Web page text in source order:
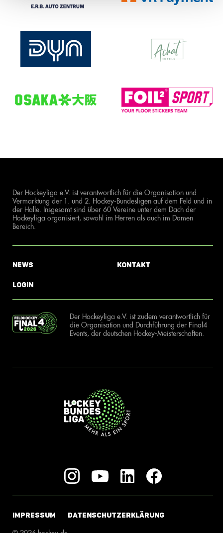
Der Hockeyliga e.V. ist verantwortlich für die Organisation und
Vermarktung der 1. und 2. Hockey-Bundesligen auf dem Feld und in
der Halle. Insgesamt sind über 60 Vereine unter dem Dach der
Hockeyliga organisiert, sowohl im Herren als auch im Damen
Bereich.
News
Login
Kontakt
Der Hockeyliga e.V. ist zudem verantwortlich für
die Organisation und Durchführung der Final4
Events, der deutschen Hockey-Meisterschaften.
IMPRESSUM DATENSCHUTZERKLÄRUNG